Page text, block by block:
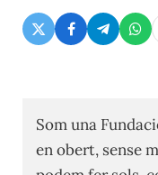
Som una
en obert, sense